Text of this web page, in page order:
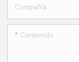
Compañía
Contenido